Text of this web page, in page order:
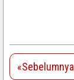
«Sebelumnya